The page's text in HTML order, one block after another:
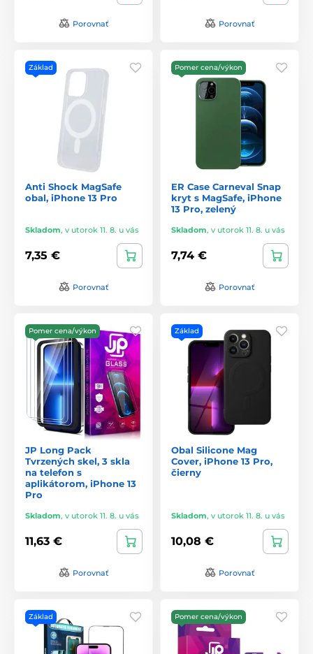
Porovnať Porovnať
Základ
Anti Shock MagSafe
obal, iPhone 13 Pro
Skladom, v utorok 11. 8. u vás
7,35 €
Porovnať
Pomer cena/výkon
ER Case Carneval Snap
kryt s MagSafe, iPhone
13 Pro, zelený
Skladom, v utorok 11. 8. u vás
7,74 €
Porovnať
Pomer cena/výkon
JP Long Pack
Tvrzených skel, 3 skla
na telefon s
aplikátorom, iPhone 13
Pro
Skladom, v utorok 11. 8. u vás
11,63 €
Porovnať
Základ
Obal Silicone Mag
Cover, iPhone 13 Pro,
čierny
Skladom, v utorok 11. 8. u vás
10,08 €
Porovnať
Základ Pomer cena/výkon